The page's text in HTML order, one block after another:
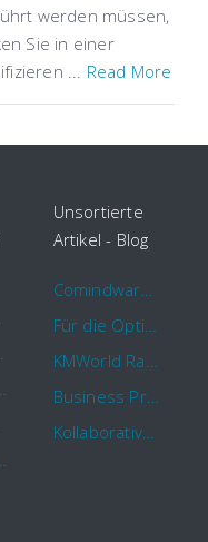
werden müssen,
Sie in einer
... Read More
Tracker automatisieren können
(GPM)
Unsortierte
Artikel - Blog
Comindware Project erweitert Funktionalitäten für Projektteams
Für die Optimierung von Arbeitsabläufen sind Cloud Automation Tools die erste Wahl
KMWorld Ranking: Comindware unter den TOP 100
Business Process Management mit MS Outlook
Kollaboratives Work Management von überall mit der neuen Comindware Tracker iOS-App